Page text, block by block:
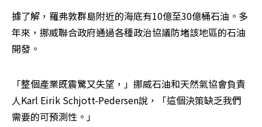
據了解，羅弗敦群島附近的海底有10億至30億桶石油。多
年來，挪威聯合政府通過各種政治協議防堵該地區的石油
開發。
「整個產業既震驚又失望，」挪威石油和天然氣協會負責
人Karl Eirik Schjott-Pedersen說，「這個決策缺乏我們
需要的可預測性。」